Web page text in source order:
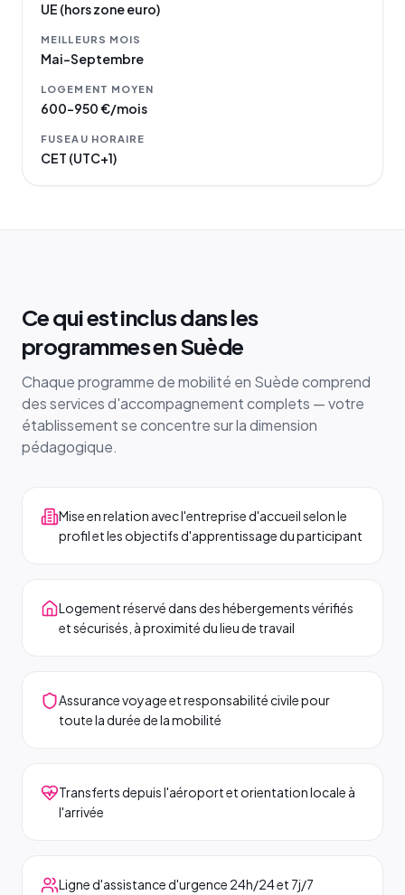
UE (hors zone euro)
MEILLEURS MOIS
Mai–Septembre
LOGEMENT MOYEN
600–950 €/mois
FUSEAU HORAIRE
CET (UTC+1)
Ce qui est inclus dans les
programmes en Suède
Chaque programme de mobilité en Suède comprend
des services d'accompagnement complets — votre
établissement se concentre sur la dimension
pédagogique.
Mise en relation avec l'entreprise d'accueil selon le
profil et les objectifs d'apprentissage du participant
Logement réservé dans des hébergements vérifiés
et sécurisés, à proximité du lieu de travail
Assurance voyage et responsabilité civile pour
toute la durée de la mobilité
Transferts depuis l'aéroport et orientation locale à
l'arrivée
Ligne d'assistance d'urgence 24h/24 et 7j/7